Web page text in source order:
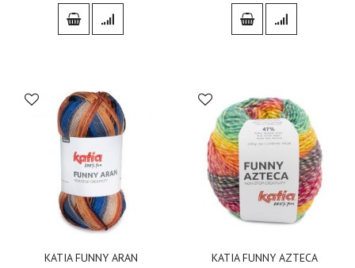
KATIA FUNNY ARAN
KATIA FUNNY AZTECA